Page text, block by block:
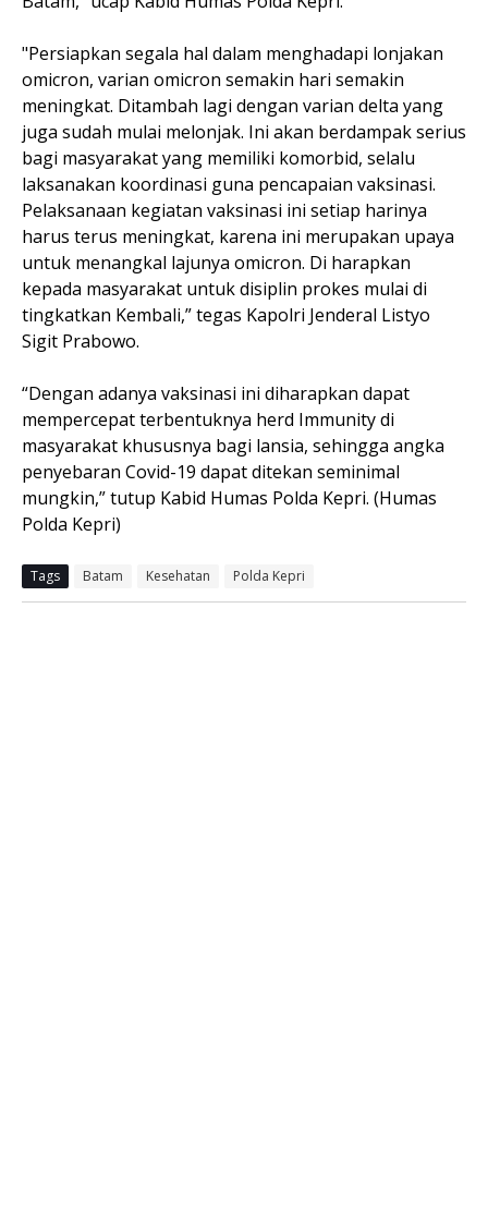
"Persiapkan segala hal dalam menghadapi lonjakan
omicron, varian omicron semakin hari semakin
meningkat. Ditambah lagi dengan varian delta yang
juga sudah mulai melonjak. Ini akan berdampak serius
bagi masyarakat yang memiliki komorbid, selalu
laksanakan koordinasi guna pencapaian vaksinasi.
Pelaksanaan kegiatan vaksinasi ini setiap harinya
harus terus meningkat, karena ini merupakan upaya
untuk menangkal lajunya omicron. Di harapkan
kepada masyarakat untuk disiplin prokes mulai di
tingkatkan Kembali,” tegas Kapolri Jenderal Listyo
Sigit Prabowo.
“Dengan adanya vaksinasi ini diharapkan dapat
mempercepat terbentuknya herd Immunity di
masyarakat khususnya bagi lansia, sehingga angka
penyebaran Covid-19 dapat ditekan seminimal
mungkin,” tutup Kabid Humas Polda Kepri. (Humas
Polda Kepri)
Tags Batam Kesehatan Polda Kepri